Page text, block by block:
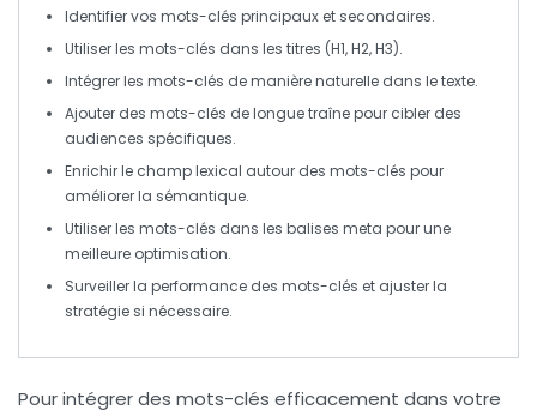
Identifier vos mots-clés principaux et secondaires.
Utiliser les mots-clés dans les titres (H1, H2, H3).
Intégrer les mots-clés de manière naturelle dans le texte.
Ajouter des mots-clés de longue traîne pour cibler des
audiences spécifiques.
Enrichir le champ lexical autour des mots-clés pour
améliorer la sémantique.
Utiliser les mots-clés dans les balises meta pour une
meilleure optimisation.
Surveiller la performance des mots-clés et ajuster la
stratégie si nécessaire.
Pourintégrer des mots-clés efficacement dans votre